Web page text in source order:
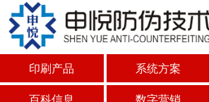
印刷产品 系统方案